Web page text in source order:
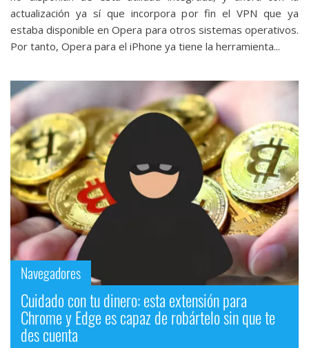
actualización ya sí que incorpora por fin el VPN que ya
estaba disponible en Opera para otros sistemas operativos.
Por tanto, Opera para el iPhone ya tiene la herramienta...
Navegadores
Cuidado con tu dinero: esta extensión para
Chrome y Edge es capaz de robártelo sin que te
des cuenta